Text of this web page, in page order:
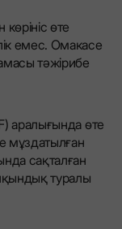
өте
емес. Омакасе
тәжірибе
аралығында өте
мұздатылған
сақталған
туралы